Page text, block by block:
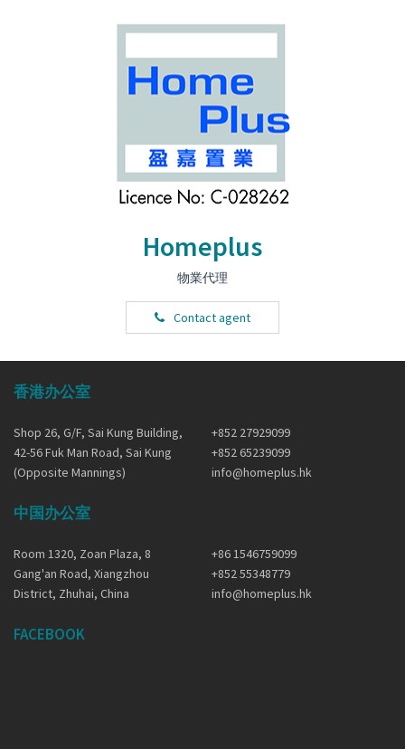
Homeplus
物業代理
Contact agent
香港办公室
Shop 26, G/F, Sai Kung Building,
42-56 Fuk Man Road, Sai Kung
(Opposite Mannings)
+852 27929099
+852 65239099
info@homeplus.hk
中国办公室
Room 1320, Zoan Plaza, 8
Gang'an Road, Xiangzhou
District, Zhuhai, China
+86 1546759099
+852 55348779
info@homeplus.hk
FACEBOOK